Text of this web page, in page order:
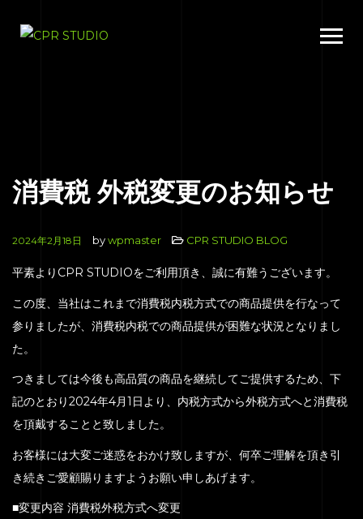
消費税 外税変更のお知らせ
2024年2月18日 bywpmaster CPR STUDIO BLOG
平素よりCPR STUDIOをご利用頂き、誠に有難うございます。
この度、当社はこれまで消費税内税方式での商品提供を行なって
参りましたが、消費税内税での商品提供が困難な状況となりまし
た。
つきましては今後も高品質の商品を継続してご提供するため、下
記のとおり2024年4月1日より、内税方式から外税方式へと消費税
を頂戴することと致しました。
お客様には大変ご迷惑をおかけ致しますが、何卒ご理解を頂き引
き続きご愛顧賜りますようお願い申しあげます。
■変更内容 消費税外税方式へ変更